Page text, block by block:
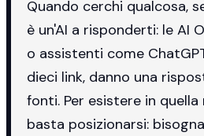
Quando cerchi qualcosa,
è un'AI a risponderti: le AI
o assistenti come
dieci link, danno una
fonti. Per esistere in
basta posizionarsi: